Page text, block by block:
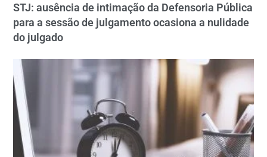
STJ: ausência de intimação da Defensoria Pública
para a sessão de julgamento ocasiona a nulidade
do julgado